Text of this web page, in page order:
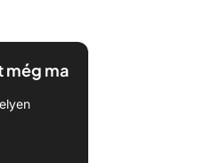
még ma